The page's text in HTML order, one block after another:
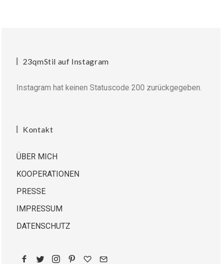
23qmStil auf Instagram
Instagram hat keinen Statuscode 200 zurückgegeben.
Kontakt
ÜBER MICH
KOOPERATIONEN
PRESSE
IMPRESSUM
DATENSCHUTZ